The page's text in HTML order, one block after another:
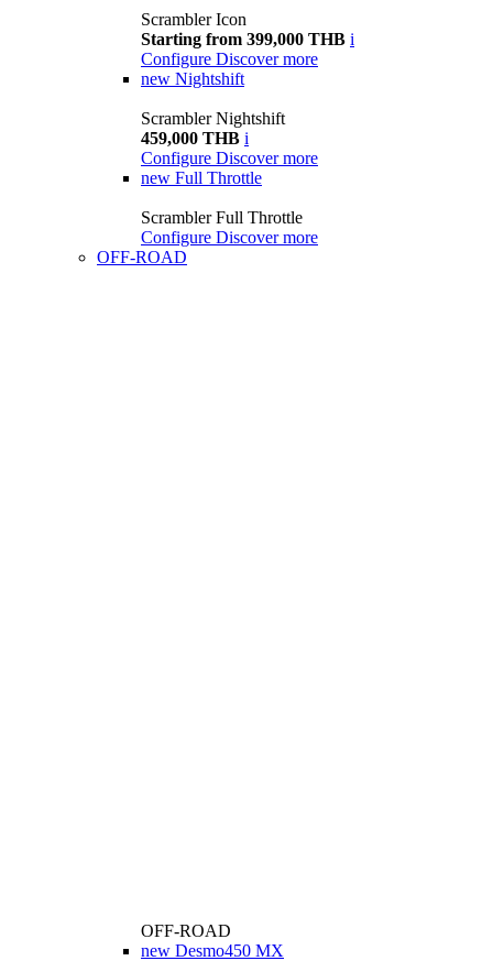
Scrambler Icon
Starting from 399,000 THB i
Configure Discover more
new Nightshift
Scrambler Nightshift
459,000 THB i
Configure Discover more
new Full Throttle
Scrambler Full Throttle
Configure Discover more
OFF-ROAD
OFF-ROAD
new Desmo450 MX